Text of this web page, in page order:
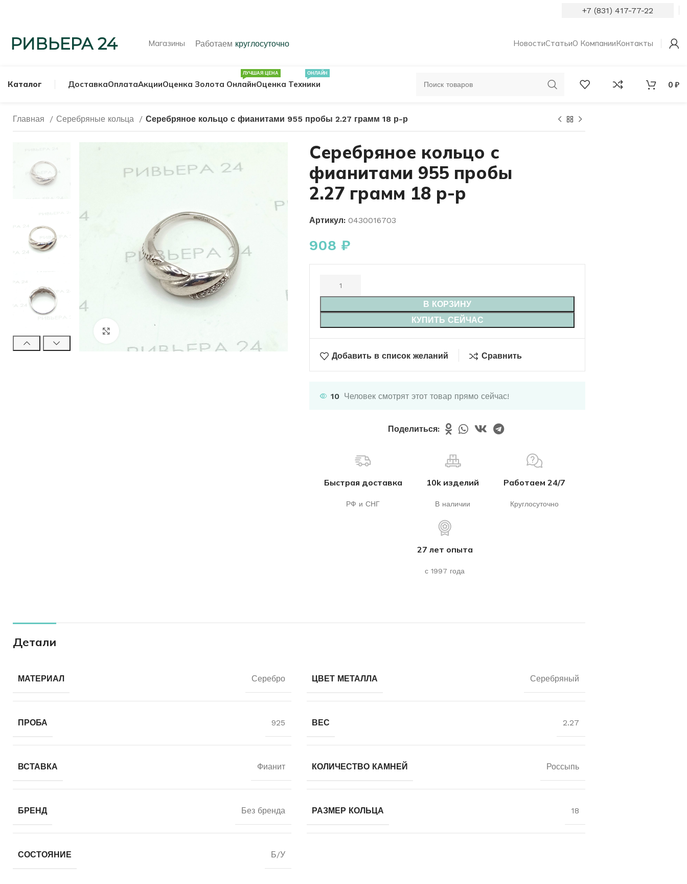
+7 (831) 417-77-22
Магазины Работаем круглосуточно НовостиСтатьиО КомпанииКонтакты
Каталог
МУЖСКИЕ КОЛЬЦА ПЕЧАТКИ КОЛЬЦА 583 ПРОБЫ
ОБРУЧАЛЬНЫЕ
КОЛЬЦА С
СЕРЕБРЯНЫЕ КОЛЬЦА
ДоставкаОплатаАкцииОценка Золота Онлайн
ЛУЧШАЯ ЦЕНА
Оценка Техники
ОНЛАЙН
0 ₽
Главная Серебряные кольца Серебряное кольцо с фианитами 955 пробы 2.27 грамм 18 р-р
Серебряное кольцо с
фианитами 955 пробы
2.27 грамм 18 р-р
Артикул: 0430016703
908 ₽
В КОРЗИНУ
КУПИТЬ СЕЙЧАС
Добавить в список желаний Сравнить
10 Человек смотрят этот товар прямо сейчас!
Поделиться:
Быстрая доставка
РФ и СНГ
10k изделий
В наличии
Работаем 24/7
Круглосуточно
27 лет опыта
с 1997 года
Детали
МАТЕРИАЛ Серебро ЦВЕТ МЕТАЛЛА Серебряный
ПРОБА 925 ВЕС 2.27
ВСТАВКА Фианит КОЛИЧЕСТВО КАМНЕЙ Россыпь
БРЕНД Без бренда РАЗМЕР КОЛЬЦА 18
СОСТОЯНИЕ Б/У